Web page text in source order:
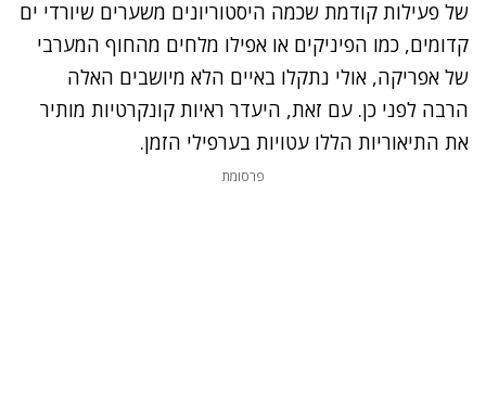
של פעילות קודמת שכמה היסטוריונים משערים שיורדי ים
קדומים, כמו הפיניקים או אפילו מלחים מהחוף המערבי
של אפריקה, אולי נתקלו באיים הלא מיושבים האלה
הרבה לפני כן. עם זאת, היעדר ראיות קונקרטיות מותיר
את התיאוריות הללו עטויות בערפילי הזמן.
פרסומת